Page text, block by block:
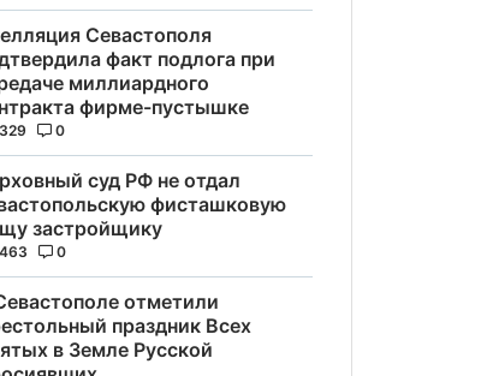
Севастополя
факт подлога при
миллиардного
фирме-пустышке
329 0
суд РФ не отдал
фисташковую
застройщику
463 0
отметили
праздник Всех
в Земле Русской